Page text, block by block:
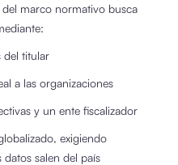
del marco normativo busca
del titular
a las organizaciones
y un ente fiscalizador
exigiendo
salen del país